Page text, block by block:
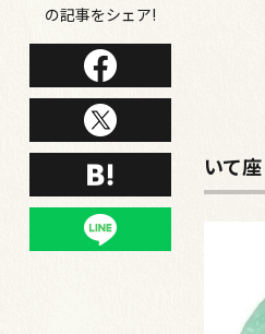
の記事をシェア!
いて座